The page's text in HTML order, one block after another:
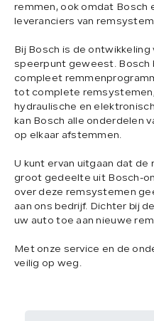
remmen, ook omdat Bosch
leveranciers van
Bij Bosch is de
speerpunt geweest. Bosch
compleet
tot complete
hydraulische en
kan Bosch alle onderdelen
op elkaar afstemmen.
U kunt ervan uitgaan dat de
groot gedeelte uit Bosch-
over deze remsystemen
aan ons bedrijf. Dichter bij
uw auto toe aan nieuwe
Met onze service en de
veilig op weg.